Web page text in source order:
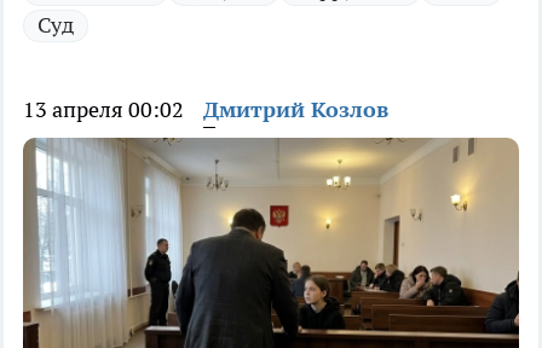
Суд
13 апреля 00:02 Дмитрий Козлов